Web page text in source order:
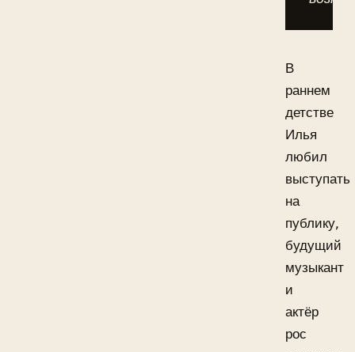
В
раннем
детстве
Илья
любил
выступать
на
публику,
будущий
музыкант
и
актёр
рос